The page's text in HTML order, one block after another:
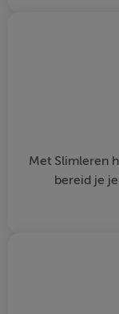
Met Slimleren
bereid je